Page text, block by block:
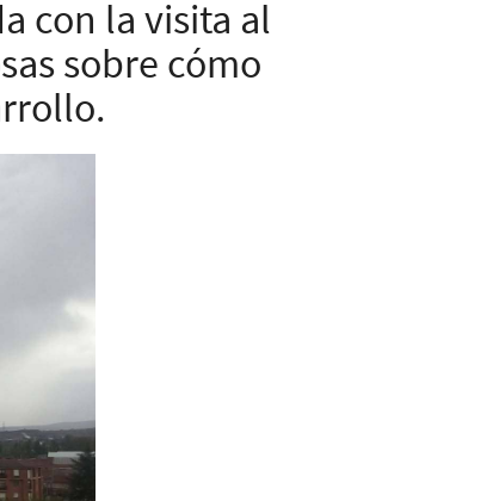
con la visita al
sobre cómo